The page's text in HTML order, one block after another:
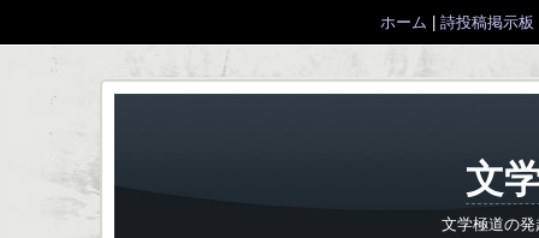
ホーム 詩投稿掲示板
文
文学極道の